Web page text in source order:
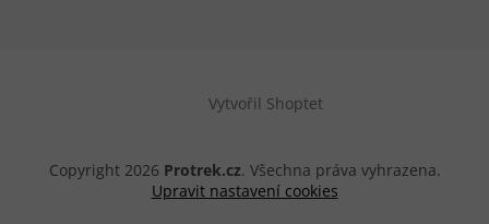
Vytvořil Shoptet
Copyright 2026 Protrek.cz. Všechna práva vyhrazena.
Upravit nastavení cookies